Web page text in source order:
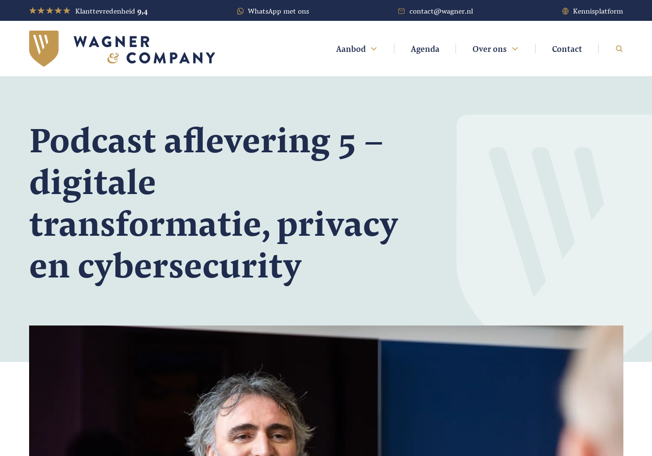
Klanttevredenheid 9,4 WhatsApp met ons contact@wagner.nl Kennisplatform
Aanbod Agenda Over ons Contact
Podcast aflevering 5 –
digitale
transformatie, privacy
en cybersecurity